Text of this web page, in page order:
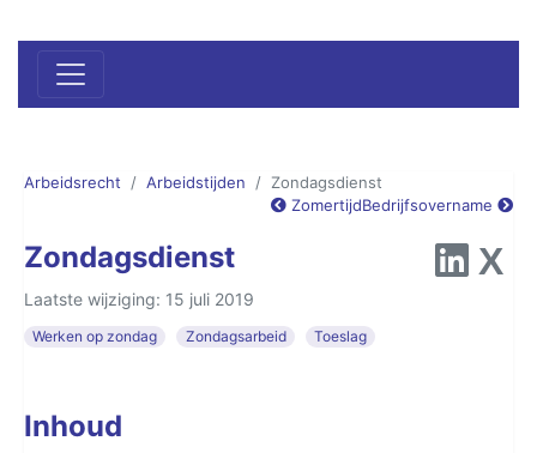
Arbeidsrecht Arbeidstijden
Zondagsdienst
ZomertijdBedrijfsovername
Zondagsdienst
Laatste wijziging: 15 juli 2019
Werken op zondag Zondagsarbeid Toeslag
Inhoud